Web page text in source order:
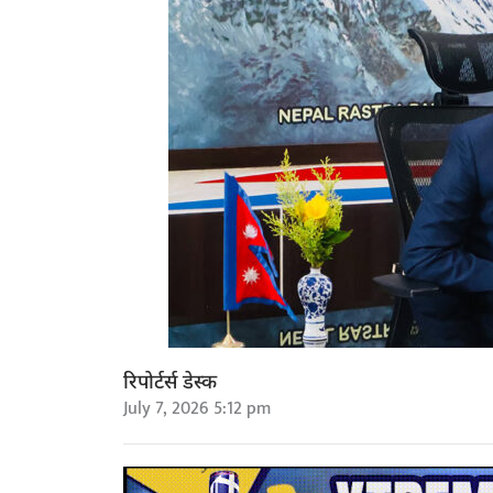
रिपोर्टर्स डेस्क
July 7, 2026 5:12 pm